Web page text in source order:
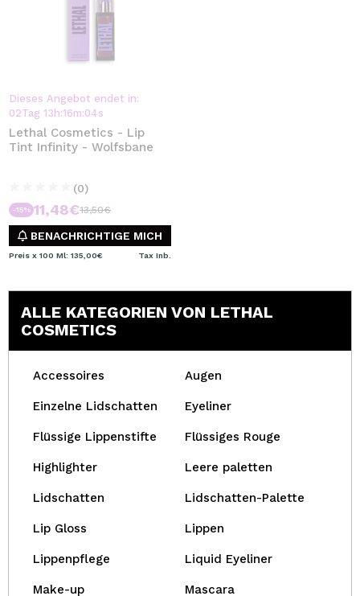
Dieses Angebot endet in:
02Tag 13 h:16m:04s
Lethal Cosmetics - Lip
Tint Infinity - Wolfsbane
(0)
-15% 11,48€13,50€
BENACHRICHTIGE MICH
Preis x 100 Ml: 135,00€ Tax Inb.
ALLE KATEGORIEN VON LETHAL
COSMETICS
Accessoires Augen
Einzelne Lidschatten Eyeliner
Flüssige Lippenstifte Flüssiges Rouge
Highlighter Leere paletten
Lidschatten Lidschatten-Palette
Lip Gloss Lippen
Lippenpflege Liquid Eyeliner
Make-up Mascara